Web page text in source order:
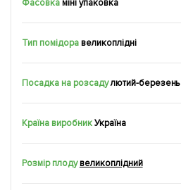
Фасовкаміні упаковка
Тип помідоравеликоплідні
Посадка на розсаду лютий-березень
Країна виробник Україна
Розмір плодувеликоплідний